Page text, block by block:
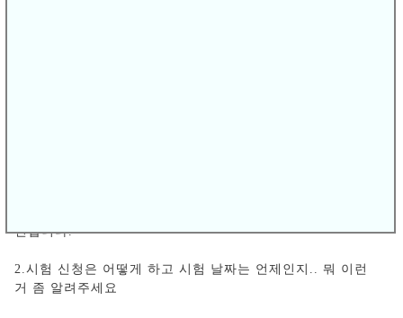
천합니다.
2.시험 신청은 어떻게 하고 시험 날짜는 언제인지.. 뭐 이런
거 좀 알려주세요